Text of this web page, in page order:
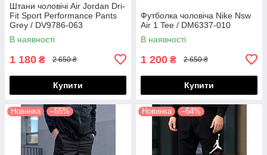
Штани чоловічі Air Jordan Dri-
Fit Sport Performance Pants
Grey / DV9786-063
В наявності
1 180 ₴ 2 650 ₴
Купити
Футболка чоловіча Nike Nsw
Air 1 Tee / DM6337-010
В наявності
1 200 ₴ 2 650 ₴
Купити
Новинка –55% Новинка –54%